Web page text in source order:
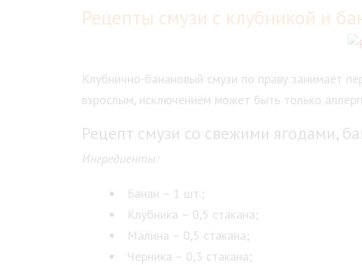
Рецепты смузи с клубникой и
Клубнично-банановый смузи по праву занимает
взрослым, исключением может быть только
Рецепт смузи со свежими ягодами,
Ингредиенты:
Банан – 1 шт.;
Клубника – 0,5 стакана;
Малина – 0,5 стакана;
Черника – 0,3 стакана;